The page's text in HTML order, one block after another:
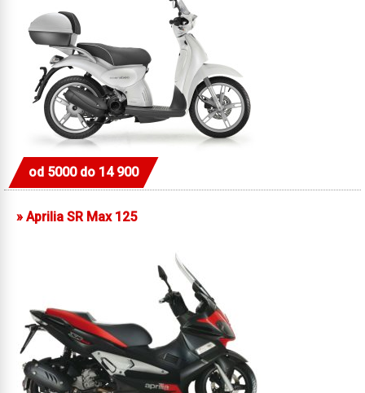
od 5000 do 14 900
» Aprilia SR Max 125